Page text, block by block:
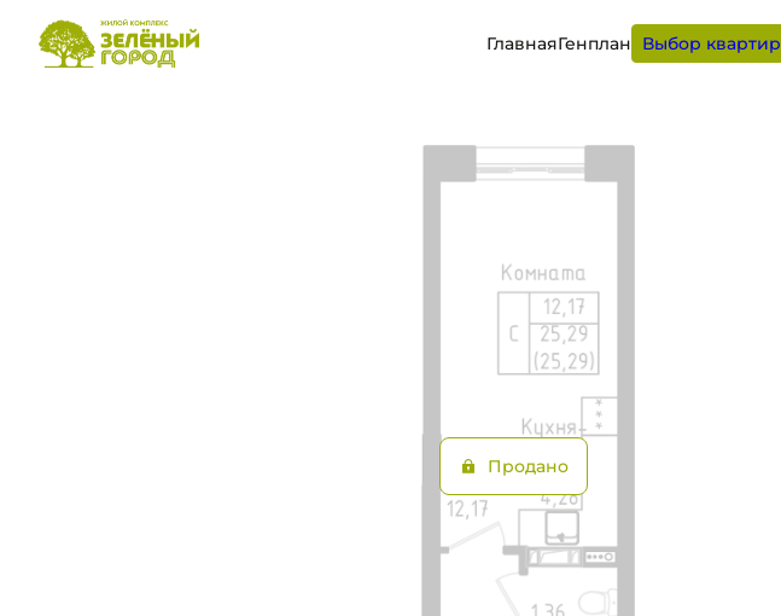
ГлавнаяГенплан Выбор квартир
Студия25.29 м Ипотекаот 20 262 руб.
Продано